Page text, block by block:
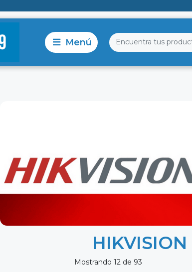
HIKVISION
Mostrando 12 de 93